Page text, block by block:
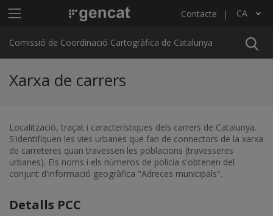
Menú principal C4 Contacte CA
Llista les accions addicionals
Comissió de Coordinació Cartogràfica de Catalunya
Xarxa de carrers
Localització, traçat i característiques dels carrers de Catalunya.
S'identifiquen les vies urbanes que fan de connectors de la xarxa
de carreteres quan travessen les poblacions (travesseres
urbanes). Els noms i els números de policia s'obtenen del
conjunt d'informació geogràfica "Adreces municipals".
Detalls PCC